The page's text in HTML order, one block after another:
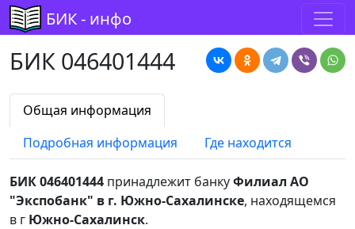
БИК - инфо
БИК 046401444
Общая информация
Подробная информация
Где находится
БИК 046401444 принадлежит банкуФилиал АО
"Экспобанк" в г. Южно-Сахалинске, находящемся
в г Южно-Сахалинск.